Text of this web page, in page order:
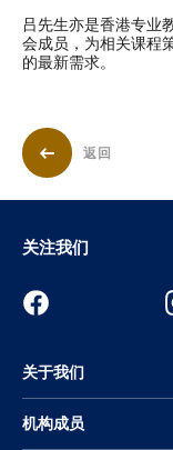
吕先生亦是香港专业
会成员，为相关课程
的最新需求。
返回
关注我们
关于我们
机构成员